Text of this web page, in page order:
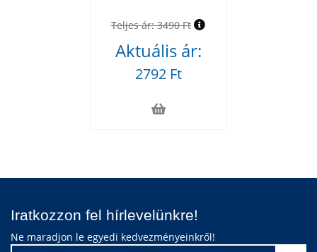
Teljes ár:3490 Ft
Aktuális ár:
2792 Ft
Iratkozzon fel hírlevelünkre!
Ne maradjon le egyedi kedvezményeinkről!